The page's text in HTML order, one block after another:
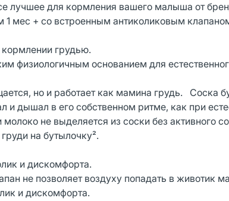
лучшее для кормления вашего малыша от
1 мес + со встроенным антиколиковым
кормлении грудью.
физиологичным основанием для
но и работает как мамина грудь. Соска
и дышал в его собственном ритме, как при
молоко не выделяется из соски без
на бутылочку².
и дискомфорта.
не позволяет воздуху попадать в
и дискомфорта.